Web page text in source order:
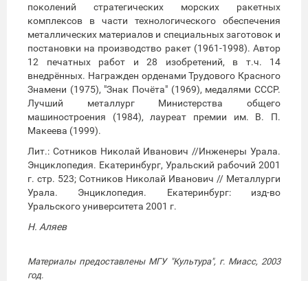
поколений стратегических морских ракетных
комплексов в части технологического обеспечения
металлических материалов и специальных заготовок и
постановки на производство ракет (1961-1998). Автор
12 печатных работ и 28 изобретений, в т.ч. 14
внедрённых. Награжден орденами Трудового Красного
Знамени (1975), "Знак Почёта" (1969), медалями СССР.
Лучший металлург Министерства общего
машиностроения (1984), лауреат премии им. В. П.
Макеева (1999).
Лит.: Сотников Николай Иванович //Инженеры Урала.
Энциклопедия. Екатеринбург, Уральский рабочий 2001
г. стр. 523; Сотников Николай Иванович // Металлурги
Урала. Энциклопедия. Екатеринбург: изд-во
Уральского университета 2001 г.
Н. Аляев
Материалы предоставлены МГУ "Культура", г. Миасс, 2003
год.